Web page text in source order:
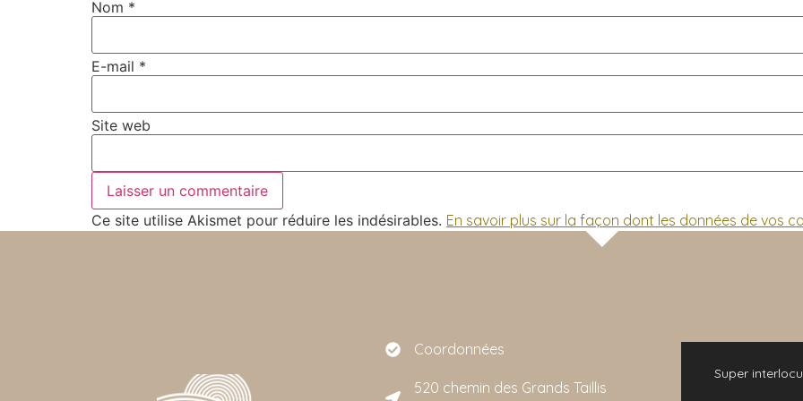
Nom *
E-mail *
Site web
Ce site utilise Akismet pour réduire les indésirables. En savoir plus sur la façon dont les données de vos
Coordonnées
520 chemin des Grands Taillis
est remarquable et son rapport qualité/prix est
Super